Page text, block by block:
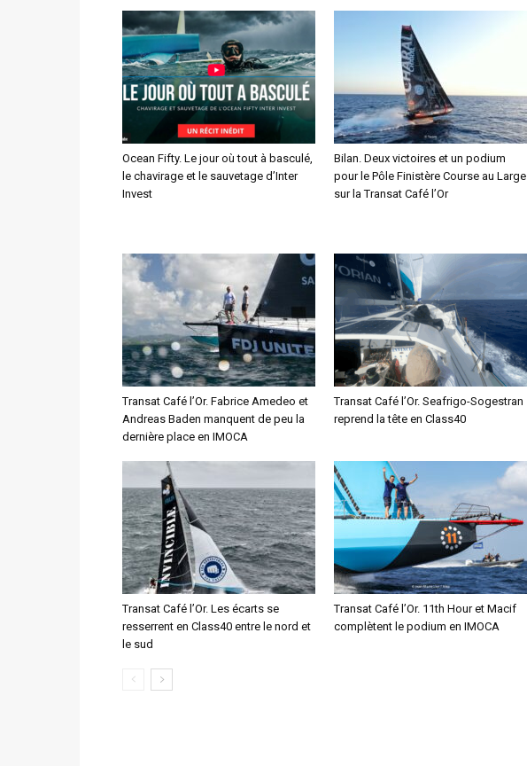
Ocean Fifty. Le jour où tout à basculé,
le chavirage et le sauvetage d’Inter
Invest
Bilan. Deux victoires et un podium
pour le Pôle Finistère Course au Large
sur la Transat Café l’Or
Transat Café l’Or. Fabrice Amedeo et
Andreas Baden manquent de peu la
dernière place en IMOCA
Transat Café l’Or. Seafrigo-Sogestran
reprend la tête en Class40
Transat Café l’Or. Les écarts se
resserrent en Class40 entre le nord et
le sud
Transat Café l’Or. 11th Hour et Macif
complètent le podium en IMOCA